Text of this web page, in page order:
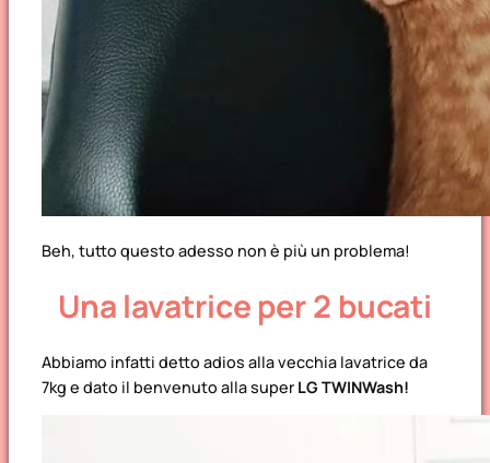
Beh, tutto questo adesso non è più un problema!
Una lavatrice per 2 bucati
Abbiamo infatti detto adios alla vecchia lavatrice da
7kg e dato il benvenuto alla super LG TWINWash!